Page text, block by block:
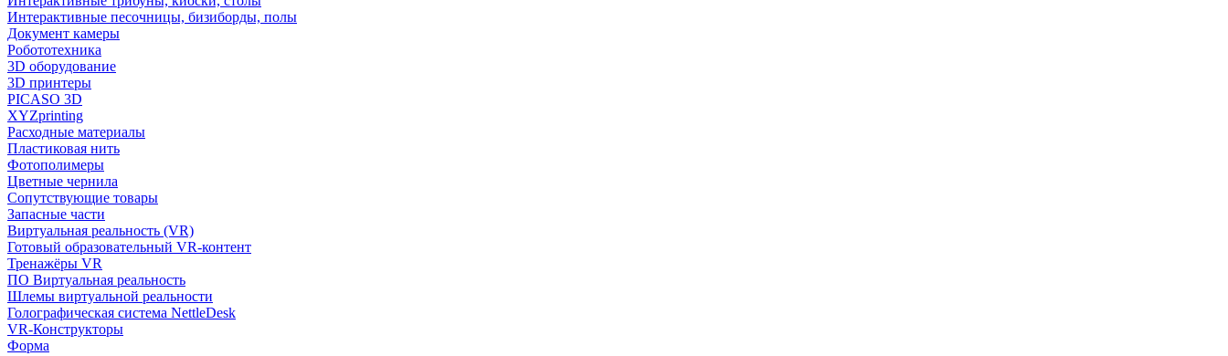
Интерактивные песочницы, бизиборды, полы
Документ камеры
Робототехника
3D оборудование
3D принтеры
PICASO 3D
XYZprinting
Расходные материалы
Пластиковая нить
Фотополимеры
Цветные чернила
Сопутствующие товары
Запасные части
Виртуальная реальность (VR)
Готовый образовательный VR-контент
Тренажёры VR
ПО Виртуальная реальность
Шлемы виртуальной реальности
Голографическая система NettleDesk
VR-Конструкторы
Форма